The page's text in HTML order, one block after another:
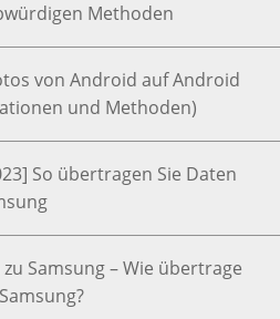
Methoden
von Android auf Android
und Methoden)
So übertragen Sie Daten
Samsung – Wie übertrage